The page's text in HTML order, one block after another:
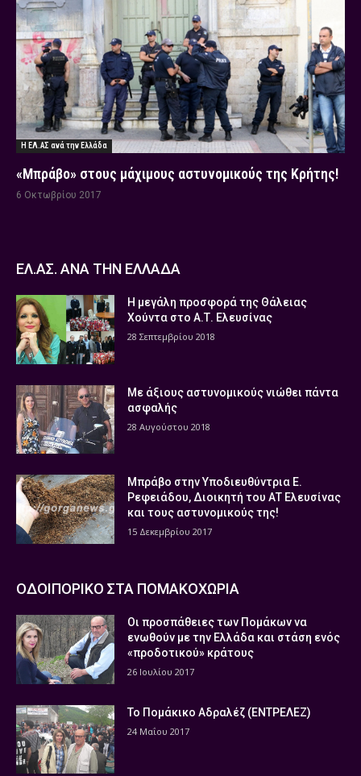
Η ΕΛ.ΑΣ ανά την Ελλάδα
«Μπράβο» στους μάχιμους αστυνομικούς της Κρήτης!
6 Οκτωβρίου 2017
ΕΛ.ΑΣ. ΑΝΑ ΤΗΝ ΕΛΛΑΔΑ
Η μεγάλη προσφορά της Θάλειας
Χούντα στο Α.Τ. Ελευσίνας
28 Σεπτεμβρίου 2018
Με άξιους αστυνομικούς νιώθει πάντα
ασφαλής
28 Αυγούστου 2018
Μπράβο στην Υποδιευθύντρια Ε.
Ρεφειάδου, Διοικητή του ΑΤ Ελευσίνας
και τους αστυνομικούς της!
15 Δεκεμβρίου 2017
ΟΔΟΙΠΟΡΙΚΟ ΣΤΑ ΠΟΜΑΚΟΧΩΡΙΑ
Οι προσπάθειες των Πομάκων να
ενωθούν με την Ελλάδα και στάση ενός
«προδοτικού» κράτους
26 Ιουλίου 2017
Το Πομάκικο Αδραλέζ (ΕΝΤΡΕΛΕΖ)
24 Μαΐου 2017